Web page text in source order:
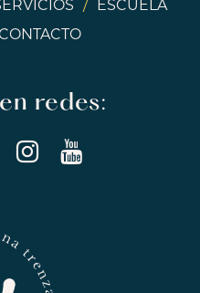
/ ESCUELA
redes: